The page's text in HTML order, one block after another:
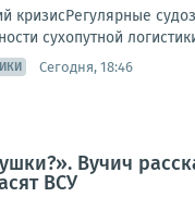
кризисРегулярные
сухопутной
Сегодня, 18:46
Вучич
ВСУ